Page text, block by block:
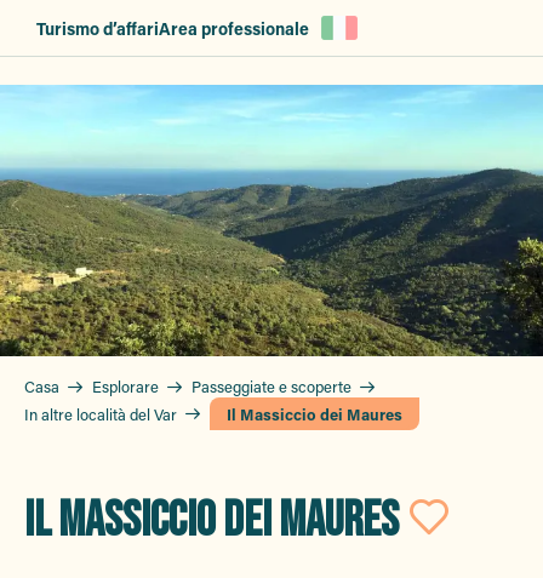
principal
Turismo d’affariArea professionale
Casa Esplorare
Passeggiate e scoperte
In altre località del Var
Il Massiccio dei Maures
IL MASSICCIO DEI MAURES